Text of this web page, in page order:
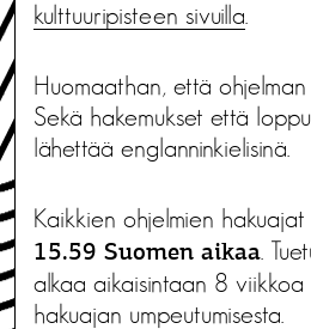
kulttuuripisteen sivuilla
Huomaathan, että
Sekä hakemukset että
lähettää englanninkielisinä.
Kaikkien ohjelmien hakuajat
15.59 Suomen aikaa .
alkaa aikaisintaan 8 viikkoa
hakuajan umpeutumisesta.